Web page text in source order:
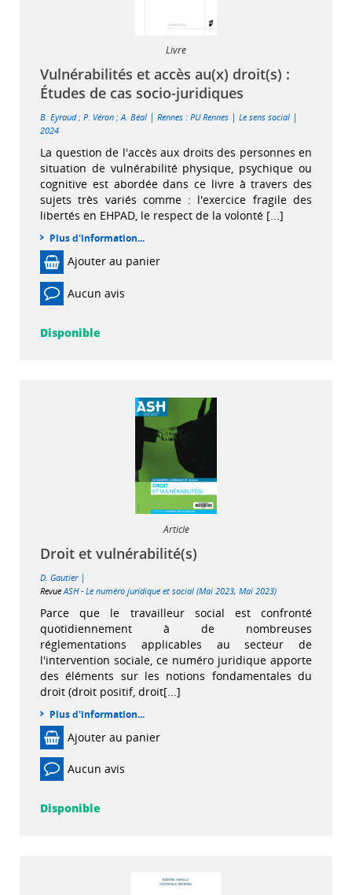
Livre
Vulnérabilités et accès au(x) droit(s) :
Études de cas socio-juridiques
B. Eyraud; P. Véron ;A. Béal | Rennes : PU Rennes | Le sens social |
2024
La question de l'accès aux droits des personnes en
situation de vulnérabilité physique, psychique ou
cognitive est abordée dans ce livre à travers des
sujets très variés comme : l'exercice fragile des
libertés en EHPAD, le respect de la volonté [...]
Plus d'information...
Ajouter au panier
Aucun avis
Disponible
Article
Droit et vulnérabilité(s)
D. Gautier |
Revue ASH - Le numéro juridique et social (Mai 2023, Mai 2023)
Parce que le travailleur social est confronté
quotidiennement à de nombreuses
réglementations applicables au secteur de
l'intervention sociale, ce numéro juridique apporte
des éléments sur les notions fondamentales du
droit (droit positif, droit[...]
Plus d'information...
Ajouter au panier
Aucun avis
Disponible